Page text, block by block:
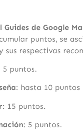
Guides de Google
puntos, se
sus respectivas
5 puntos.
: hasta 10
: 15 puntos.
: 5 puntos.